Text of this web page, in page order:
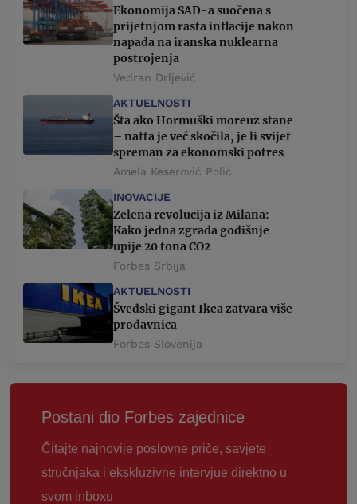
Ekonomija SAD-a suočena s
prijetnjom rasta inflacije nakon
napada na iranska nuklearna
postrojenja
Vedran Drljević
AKTUELNOSTI
Šta ako Hormuški moreuz stane
– nafta je već skočila, je li svijet
spreman za ekonomski potres
Amela Keserović Polić
INOVACIJE
Zelena revolucija iz Milana:
Kako jedna zgrada godišnje
upije 20 tona CO2
Forbes Srbija
AKTUELNOSTI
Švedski gigant Ikea zatvara više
prodavnica
Forbes Slovenija
Postani dio Forbes zajednice
Čitajte najnovije poslovne priče, savjete
stručnjaka i ekskluzivne intervjue direktno u
svom inboxu